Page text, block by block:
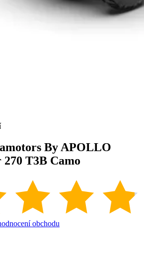
By APOLLO
T3B Camo
obchodu